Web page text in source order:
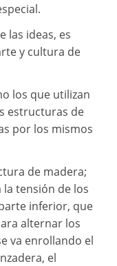
las ideas, es
y cultura de
los que utilizan
estructuras de
por los mismos
de madera;
tensión de los
inferior, que
alternar los
va enrollando el
el